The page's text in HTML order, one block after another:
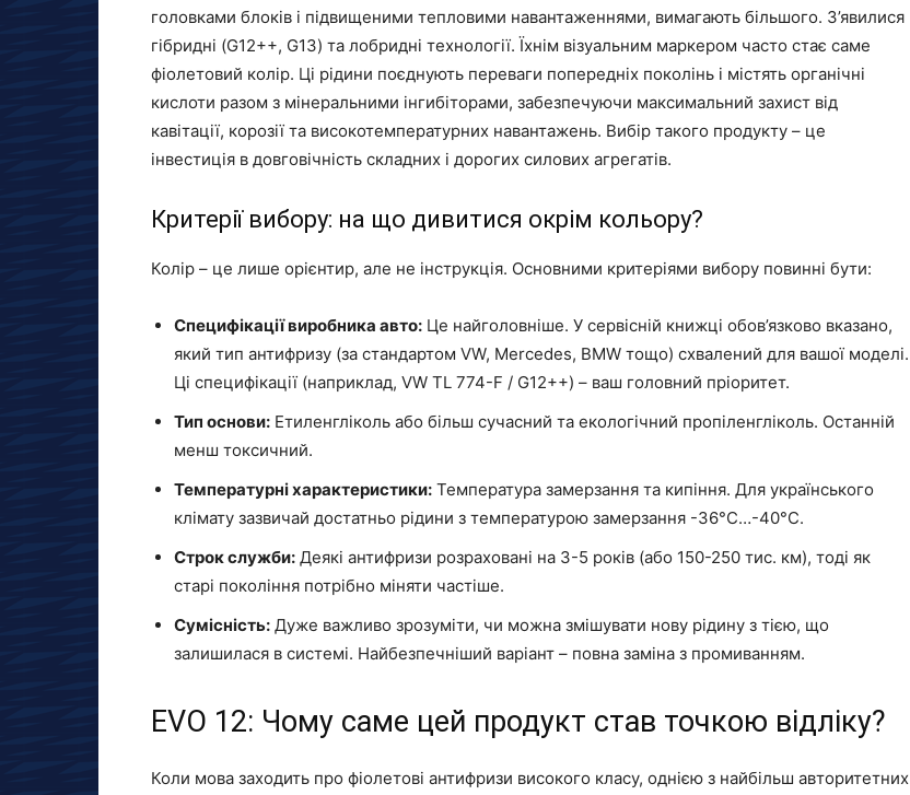
головками блоків і підвищеними тепловими навантаженнями, вимагають більшого. З’явилися
гібридні (G12++, G13) та лобридні технології. Їхнім візуальним маркером часто стає саме
фіолетовий колір. Ці рідини поєднують переваги попередніх поколінь і містять органічні
кислоти разом з мінеральними інгибіторами, забезпечуючи максимальний захист від
кавітації, корозії та високотемпературних навантажень. Вибір такого продукту – це
інвестиція в довговічність складних і дорогих силових агрегатів.
Критерії вибору: на що дивитися окрім кольору?
Колір – це лише орієнтир, але не інструкція. Основними критеріями вибору повинні бути:
Специфікації виробника авто: Це найголовніше. У сервісній книжці обов’язково вказано,
який тип антифризу (за стандартом VW, Mercedes, BMW тощо) схвалений для вашої моделі.
Ці специфікації (наприклад, VW TL 774-F / G12++) – ваш головний пріоритет.
Тип основи: Етиленгліколь або більш сучасний та екологічний пропіленгліколь. Останній
менш токсичний.
Температурні характеристики: Температура замерзання та кипіння. Для українського
клімату зазвичай достатньо рідини з температурою замерзання -36°C…-40°C.
Строк служби: Деякі антифризи розраховані на 3-5 років (або 150-250 тис. км), тоді як
старі покоління потрібно міняти частіше.
Сумісність: Дуже важливо зрозуміти, чи можна змішувати нову рідину з тією, що
залишилася в системі. Найбезпечніший варіант – повна заміна з промиванням.
EVO 12: Чому саме цей продукт став точкою відліку?
Коли мова заходить про фіолетові антифризи високого класу, однією з найбільш авторитетних